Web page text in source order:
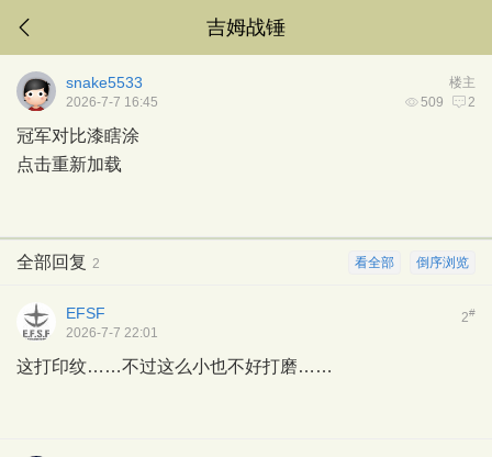
吉姆战锤
楼主
snake5533
509 2
2026-7-7 16:45
冠军对比漆瞎涂
点击重新加载
倒序浏览
看全部
全部回复 2
2#
EFSF
2026-7-7 22:01
这打印纹……不过这么小也不好打磨……